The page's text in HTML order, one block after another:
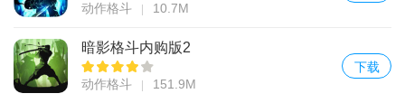
动作格斗 10.7M
暗影格斗内购版2
动作格斗 151.9M
下载